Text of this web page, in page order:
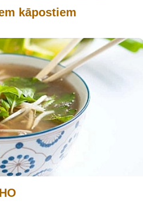
kāpostiem